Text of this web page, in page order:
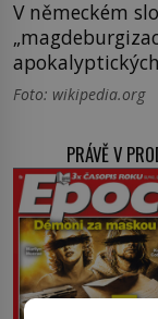
V německém
Foto: wikipedia.org
PRÁVĚ V